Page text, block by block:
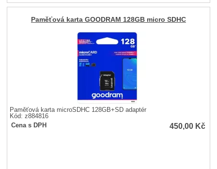
Paměťová karta GOODRAM 128GB micro SDHC
Paměťová karta microSDHC 128GB+SD adaptér
Kód: z884816
Cena s DPH
450,00 Kč